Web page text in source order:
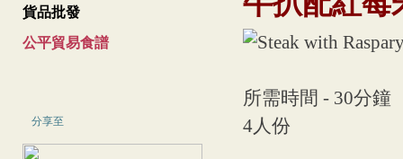
貨品批發
公平貿易食譜
分享至
所需時間 - 30分鐘
4人份